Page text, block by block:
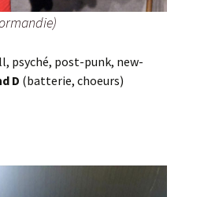
psyché, post-punk, new-
D (batterie, choeurs)